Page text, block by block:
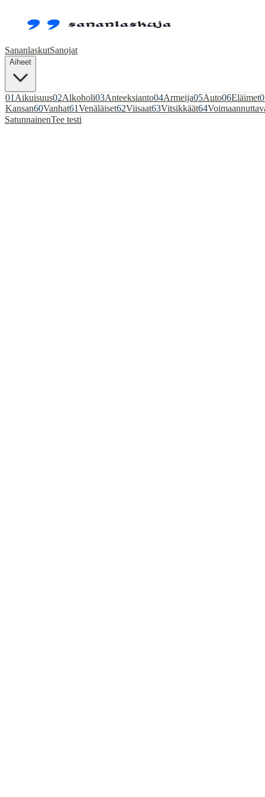
SananlaskutSanojat
Aiheet
01 Aikuisuus02Alkoholi03Anteeksianto04Armeija05Auto06Eläimet
Kansan60Vanhat61Venäläiset62Viisaat63Vitsikkäät64
SatunnainenTee testi